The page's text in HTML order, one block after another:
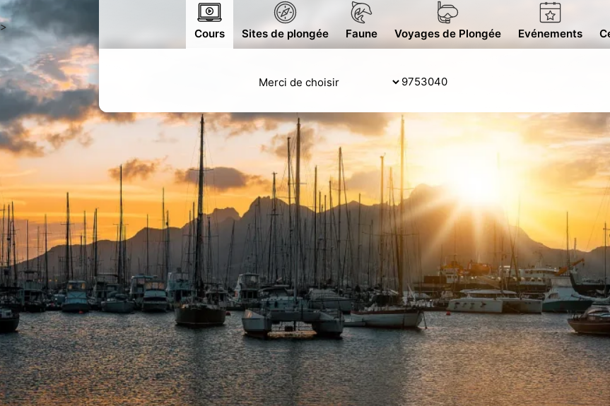
>
Cours Sites de plongée Faune Voyages de Plongée Evénements